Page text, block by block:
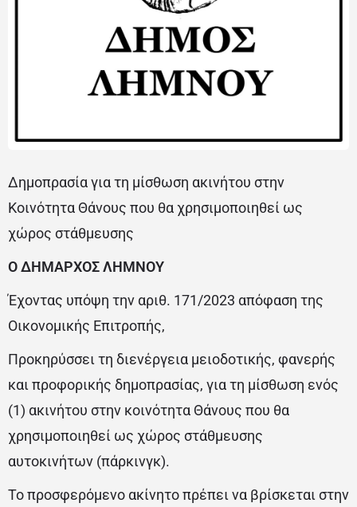
Δημοπρασία για τη μίσθωση ακινήτου στην
Κοινότητα Θάνους που θα χρησιμοποιηθεί ως
χώρος στάθμευσης
Ο ΔΗΜΑΡΧΟΣ ΛΗΜΝΟΥ
Έχοντας υπόψη την αριθ. 171/2023 απόφαση της
Οικονομικής Επιτροπής,
Προκηρύσσει τη διενέργεια μειοδοτικής, φανερής
και προφορικής δημοπρασίας, για τη μίσθωση ενός
(1) ακινήτου στην κοινότητα Θάνους που θα
χρησιμοποιηθεί ως χώρος στάθμευσης
αυτοκινήτων (πάρκινγκ).
Το προσφερόμενο ακίνητο πρέπει να βρίσκεται στην